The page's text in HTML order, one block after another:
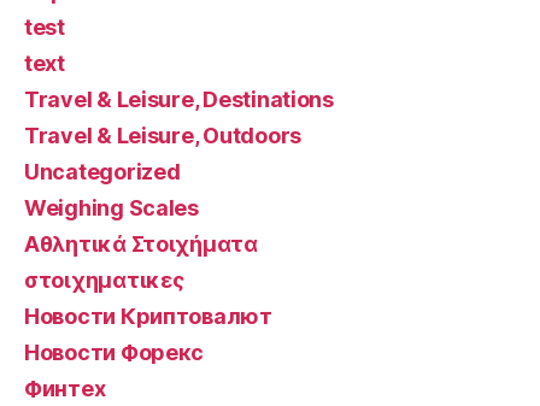
test
text
Travel & Leisure, Destinations
Travel & Leisure, Outdoors
Uncategorized
Weighing Scales
Αθλητικά Στοιχήματα
στοιχηματικες
Новости Криптовалют
Новости Форекс
Финтех